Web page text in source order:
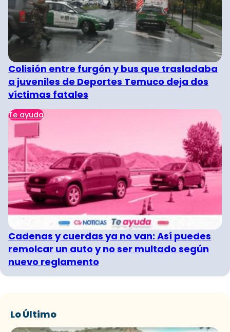
Colisión entre furgón y bus que trasladaba
a juveniles de Deportes Temuco deja dos
víctimas fatales
Te ayuda
Cadenas y cuerdas ya no van: Así puedes
remolcar un auto y no ser multado según
nuevo reglamento
Lo Último